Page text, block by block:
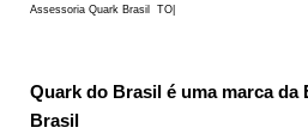
Assessoria Quark Brasil TO|
Quark do Brasil é uma marca
Brasil